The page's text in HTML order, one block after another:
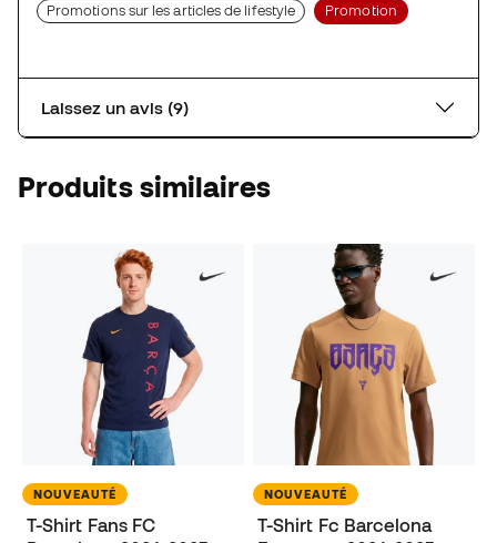
Promotions sur les articles de lifestyle Promotion
Laissez un avis (9)
Produits similaires
NOUVEAUTÉ
T-Shirt Fans FC
NOUVEAUTÉ
T-Shirt Fc Barcelona